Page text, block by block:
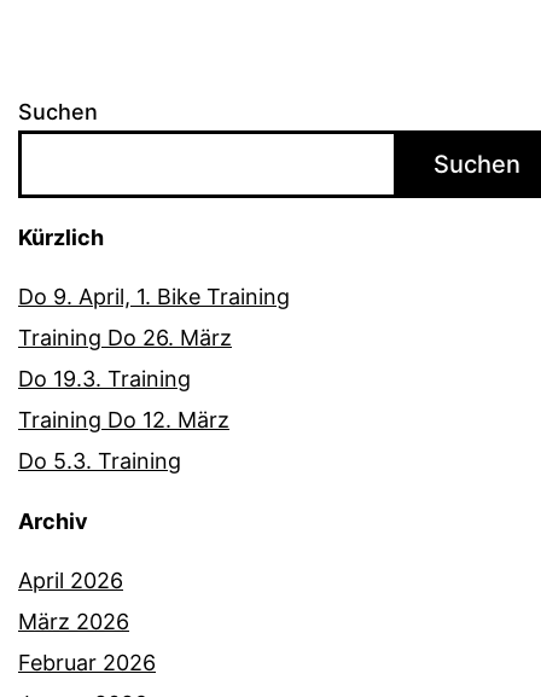
Suchen
Suchen
Kürzlich
Do 9. April, 1. Bike Training
Training Do 26. März
Do 19.3. Training
Training Do 12. März
Do 5.3. Training
Archiv
April 2026
März 2026
Februar 2026